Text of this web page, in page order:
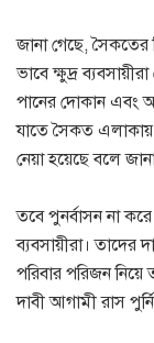
জানা গেছে,
ভাবে ক্ষুদ্র
পানের দোকান এবং
যাতে সৈকত এলাকায়
নেয়া হয়েছে বলে
তবে পুনর্বাসন না
ব্যবসায়ীরা। তাদের
পরিবার পরিজন নিয়ে
দাবী আগামী রাস